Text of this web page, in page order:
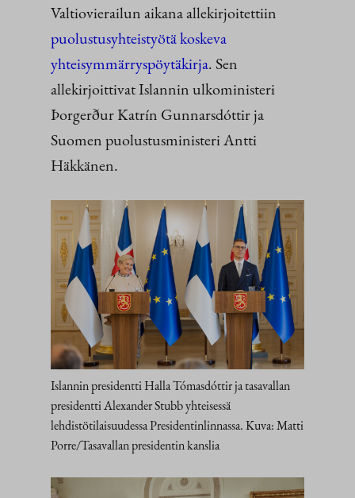
Valtiovierailun aikana allekirjoitettiin
puolustusyhteistyötä koskeva
yhteisymmärryspöytäkirja. Sen
allekirjoittivat Islannin ulkoministeri
Þorgerður Katrín Gunnarsdóttir ja
Suomen puolustusministeri Antti
Häkkänen.
Islannin presidentti Halla Tómasdóttir ja tasavallan
presidentti Alexander Stubb yhteisessä
lehdistötilaisuudessa Presidentinlinnassa. Kuva: Matti
Porre/Tasavallan presidentin kanslia